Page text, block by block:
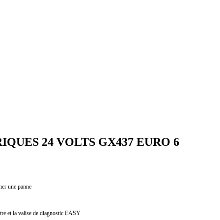
24 VOLTS GX437 EURO 6
une panne
et la valise de diagnostic EASY